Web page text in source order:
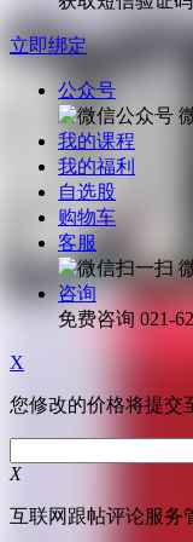
立即绑定
公众号
我的课程
我的福利
自选股
购物车
客服
咨询
免费咨询 021-
X
您修改的价格将提交
X
互联网跟帖评论服务